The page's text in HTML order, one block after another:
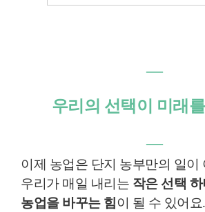
―
우리의 선택이 미래
―
이제 농업은 단지 농부만의 일이
우리가 매일 내리는 작은 선택
농업을 바꾸는 힘이 될 수 있어요.